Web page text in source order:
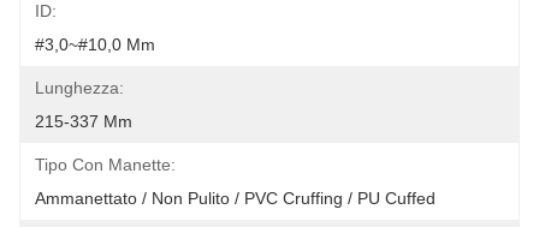
ID:
#3,0~#10,0 Mm
Lunghezza:
215-337 Mm
Tipo Con Manette:
Ammanettato / Non Pulito / PVC Cruffing / PU Cuffed